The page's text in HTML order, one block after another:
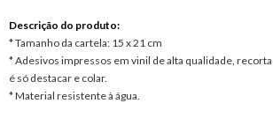
Descrição do produto:
* Tamanho da cartela: 15 x 21 cm
* Adesivos impressos em vinil de alta qualidade,
é só destacar e colar.
* Material resistente à água.